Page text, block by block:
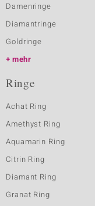
Damenringe
Diamantringe
Goldringe
mehr
Ringe
Achat Ring
Amethyst Ring
Aquamarin Ring
Citrin Ring
Diamant Ring
Granat Ring